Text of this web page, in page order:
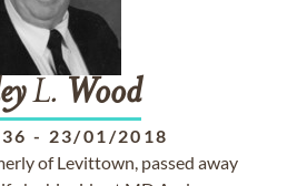
L. Wood
- 23/01/2018
of Levittown, passed away